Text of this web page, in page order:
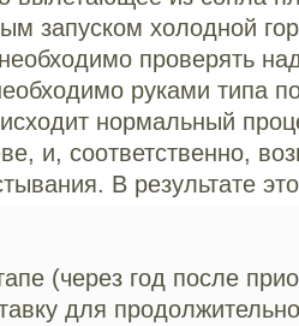
запуском холодной
проверять
руками типа
нормальный
и, соответственно,
В результате
(через год после
для